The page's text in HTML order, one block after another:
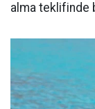
alma teklifinde